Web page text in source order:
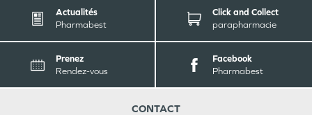
Actualités
Pharmabest
Click and Collect
parapharmacie
Prenez
Rendez-vous
Facebook
Pharmabest
CONTACT